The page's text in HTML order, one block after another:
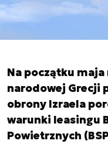
Na początku
narodowej Grecji
obrony Izraela
warunki leasingu
Powietrznych